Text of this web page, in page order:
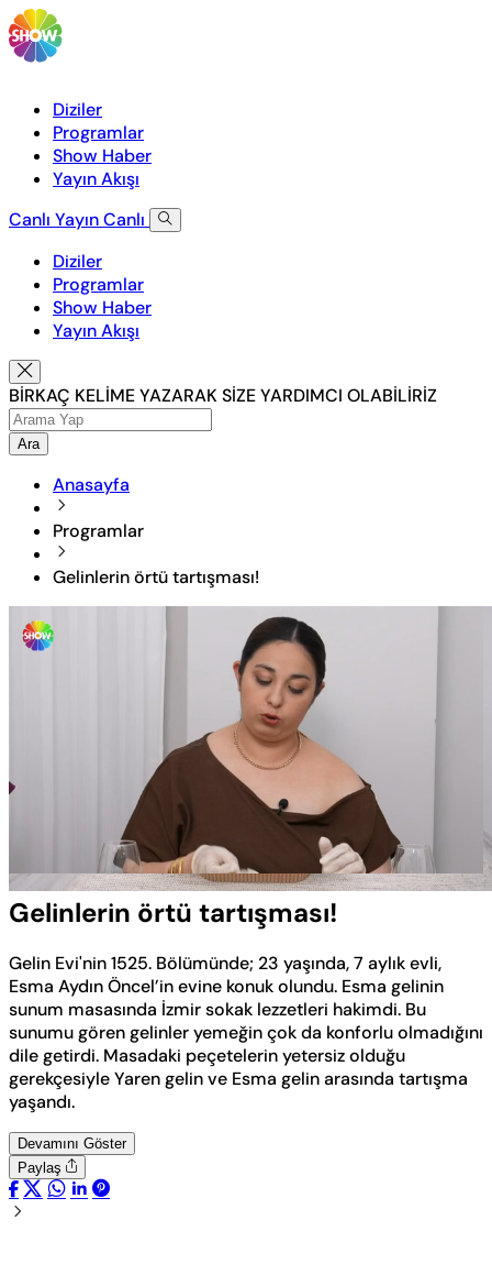
Diziler
Programlar
Show Haber
Yayın Akışı
Canlı YayınCanlı
Diziler
Programlar
Show Haber
Yayın Akışı
BİRKAÇ KELİME YAZARAK SİZE YARDIMCI OLABİLİRİZ
Ara
Anasayfa
Programlar
Gelinlerin örtü tartışması!
Sesi
Aç
:
Oynatma
Hızı
Gelinlerin örtü tartışması!
Gelin Evi'nin 1525. Bölümünde; 23 yaşında, 7 aylık evli,
Esma Aydın Öncel’in evine konuk olundu. Esma gelinin
sunum masasında İzmir sokak lezzetleri hakimdi. Bu
sunumu gören gelinler yemeğin çok da konforlu olmadığını
dile getirdi. Masadaki peçetelerin yetersiz olduğu
gerekçesiyle Yaren gelin ve Esma gelin arasında tartışma
yaşandı.
Devamını Göster
Paylaş